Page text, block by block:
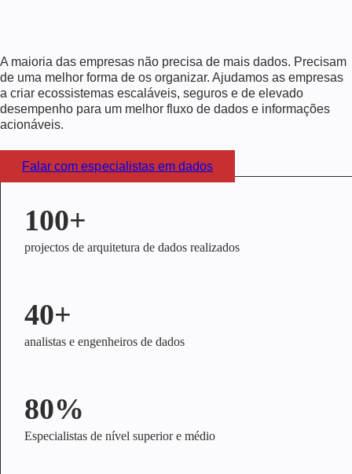
A maioria das empresas não precisa de mais dados. Precisam
de uma melhor forma de os organizar. Ajudamos as empresas
a criar ecossistemas escaláveis, seguros e de elevado
desempenho para um melhor fluxo de dados e informações
acionáveis.
Falar com especialistas em dados
100+
projectos de arquitetura de dados realizados
40+
analistas e engenheiros de dados
80%
Especialistas de nível superior e médio